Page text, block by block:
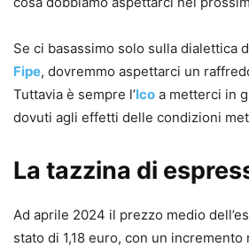
Se ci basassimo solo sulla dialettica
Fipe, dovremmo aspettarci un
Tuttavia è sempre l’Ico a metterci in
dovuti agli effetti delle condizioni
La tazzina di
Ad aprile 2024 il prezzo medio
stato di 1,18 euro, con un